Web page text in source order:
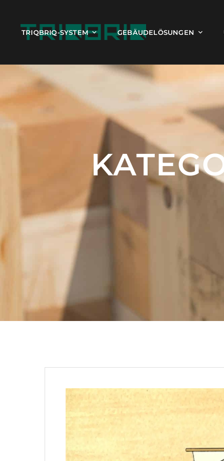
TRIQBRIQ-SYSTEM GEBÄUDELÖSUNGEN